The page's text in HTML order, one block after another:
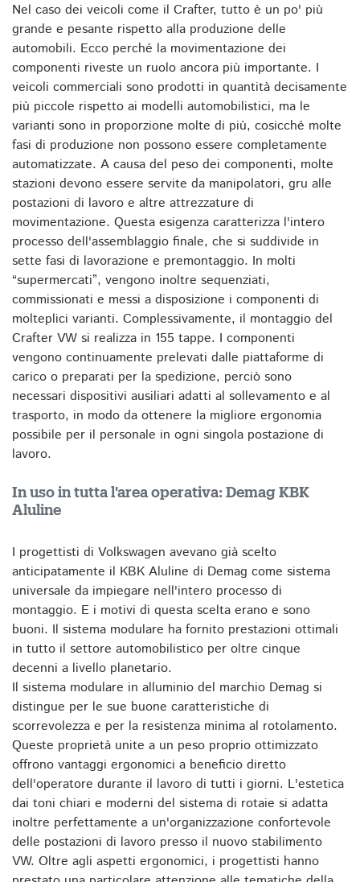
Nel caso dei veicoli come il Crafter, tutto è un po' più
grande e pesante rispetto alla produzione delle
automobili. Ecco perché la movimentazione dei
componenti riveste un ruolo ancora più importante. I
veicoli commerciali sono prodotti in quantità decisamente
più piccole rispetto ai modelli automobilistici, ma le
varianti sono in proporzione molte di più, cosicché molte
fasi di produzione non possono essere completamente
automatizzate. A causa del peso dei componenti, molte
stazioni devono essere servite da manipolatori, gru alle
postazioni di lavoro e altre attrezzature di
movimentazione. Questa esigenza caratterizza l'intero
processo dell'assemblaggio finale, che si suddivide in
sette fasi di lavorazione e premontaggio. In molti
“supermercati”, vengono inoltre sequenziati,
commissionati e messi a disposizione i componenti di
molteplici varianti. Complessivamente, il montaggio del
Crafter VW si realizza in 155 tappe. I componenti
vengono continuamente prelevati dalle piattaforme di
carico o preparati per la spedizione, perciò sono
necessari dispositivi ausiliari adatti al sollevamento e al
trasporto, in modo da ottenere la migliore ergonomia
possibile per il personale in ogni singola postazione di
lavoro.
In uso in tutta l'area operativa: Demag KBK
Aluline
I progettisti di Volkswagen avevano già scelto
anticipatamente il KBK Aluline di Demag come sistema
universale da impiegare nell'intero processo di
montaggio. E i motivi di questa scelta erano e sono
buoni. Il sistema modulare ha fornito prestazioni ottimali
in tutto il settore automobilistico per oltre cinque
decenni a livello planetario.
Il sistema modulare in alluminio del marchio Demag si
distingue per le sue buone caratteristiche di
scorrevolezza e per la resistenza minima al rotolamento.
Queste proprietà unite a un peso proprio ottimizzato
offrono vantaggi ergonomici a beneficio diretto
dell'operatore durante il lavoro di tutti i giorni. L'estetica
dai toni chiari e moderni del sistema di rotaie si adatta
inoltre perfettamente a un'organizzazione confortevole
delle postazioni di lavoro presso il nuovo stabilimento
VW. Oltre agli aspetti ergonomici, i progettisti hanno